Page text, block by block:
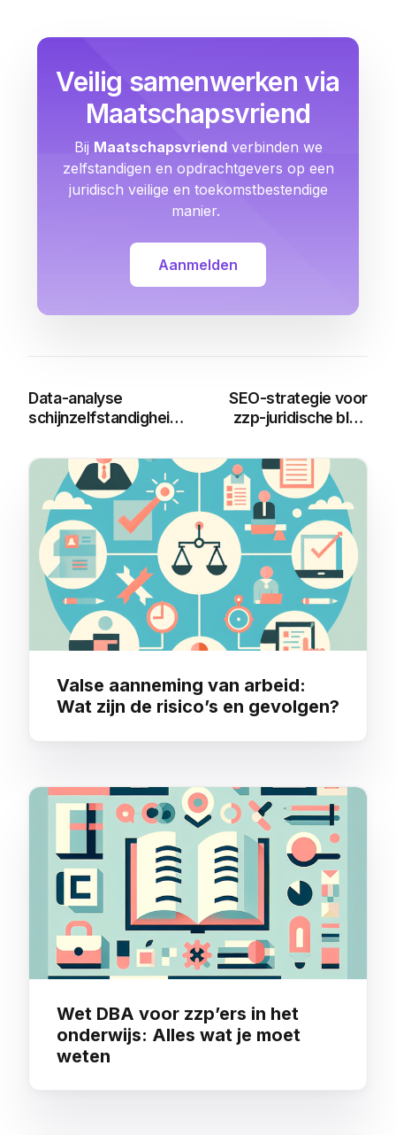
Veilig samenwerken via
Maatschapsvriend
Bij Maatschapsvriendverbinden we
zelfstandigen en opdrachtgevers op een
juridisch veilige en toekomstbestendige
manier.
Aanmelden
Data-analyse
schijnzelfstandigheid
Ontwikkelingen en
Impact
SEO-strategie voor
zzp-juridische blog
You may also like
Valse aanneming van arbeid:
Wat zijn de risico’s en gevolgen?
Wet DBA voor zzp’ers in het
onderwijs: Alles wat je moet
weten